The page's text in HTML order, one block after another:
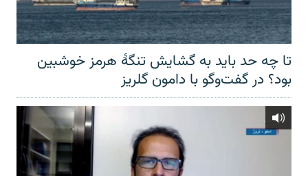
تا چه حد باید به گشایش تنگهٔ هرمز خوشبین
بود؟ در گفت‌وگو با دامون گلریز